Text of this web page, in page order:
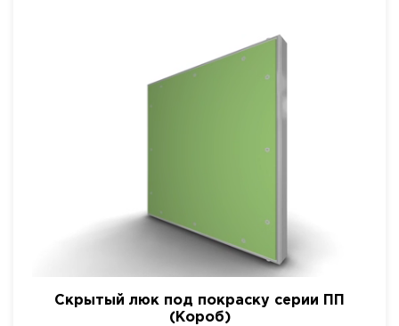
Скрытый люк под покраску серии ПП
(Короб)